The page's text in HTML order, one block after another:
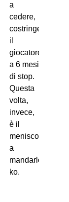
a
cedere,
costringendo
il
giocatore
a 6 mesi
di stop.
Questa
volta,
invece,
è il
menisco
a
mandarlo
ko.